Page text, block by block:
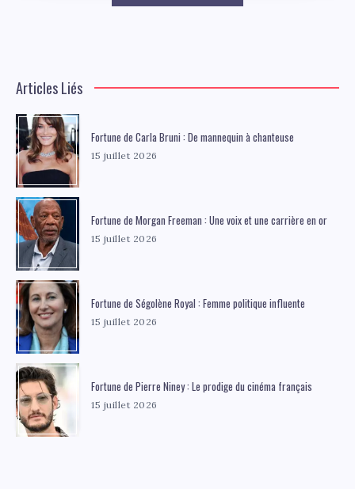
Articles Liés
Fortune de Carla Bruni : De mannequin à chanteuse
15 juillet 2026
Fortune de Morgan Freeman : Une voix et une carrière en or
15 juillet 2026
Fortune de Ségolène Royal : Femme politique influente
15 juillet 2026
Fortune de Pierre Niney : Le prodige du cinéma français
15 juillet 2026